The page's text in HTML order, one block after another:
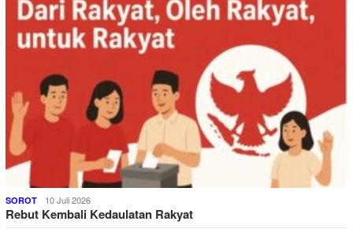
SOROT 10 Juli 2026
Rebut Kembali Kedaulatan Rakyat